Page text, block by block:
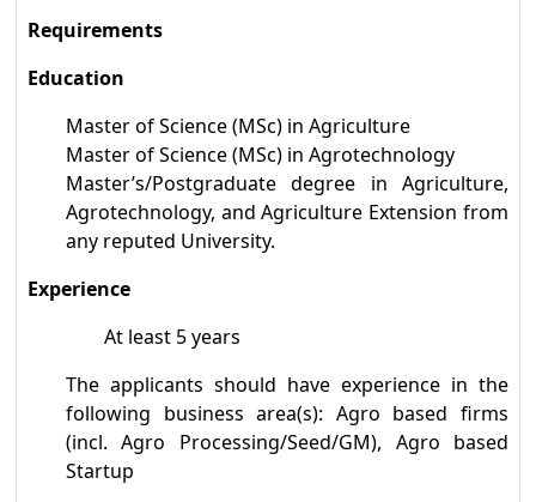
অকুপেশনে Competency
Standards অনুযায়ী Level-2
Solar Electrical System
Installation and
অনুযায়ী দক্ষতা উন্নয়নের প্রথম ধাপ
Requirements
Education
Master of Science (MSc) in Agriculture
Master of Science (MSc) in Agrotechnology
Master’s/Postgraduate degree in Agriculture,
Agrotechnology, and Agriculture Extension from
any reputed University.
Experience
At least 5 years
The applicants should have experience in the
following business area(s): Agro based firms
(incl. Agro Processing/Seed/GM), Agro based
Startup